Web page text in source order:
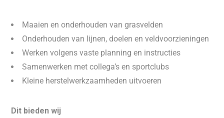
Maaien en onderhouden van grasvelden
Onderhouden van lijnen, doelen en veldvoorzieningen
Werken volgens vaste planning en instructies
Samenwerken met collega’s en sportclubs
Kleine herstelwerkzaamheden uitvoeren
Dit bieden wij